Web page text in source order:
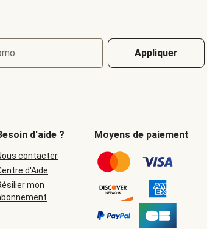
Appliquer
d'aide ?
contacter
d'Aide
mon
Moyens de paiement